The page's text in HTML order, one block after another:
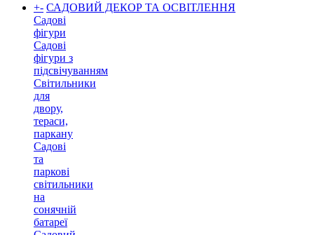
+- САДОВИЙ ДЕКОР ТА ОСВІТЛЕННЯ
Садові
фігури
Садові
фігури з
підсвічуванням
Світильники
для
двору,
тераси,
паркану
Садові
та
паркові
світильники
на
сонячній
батареї